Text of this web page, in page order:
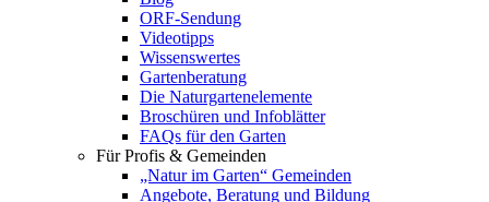
ORF-Sendung
Videotipps
Wissenswertes
Gartenberatung
Die Naturgartenelemente
Broschüren und Infoblätter
FAQs für den Garten
Für Profis & Gemeinden
„Natur im Garten“ Gemeinden
Angebote, Beratung und Bildung